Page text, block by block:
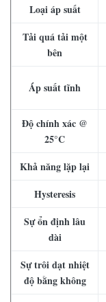
Loại áp suất
Tải quá tải một
bên
Áp suất tĩnh
Độ chính xác @
25°C
Khả năng lặp lại
Hysteresis
Sự ổn định lâu
dài
Sự trôi dạt nhiệt
độ bằng không